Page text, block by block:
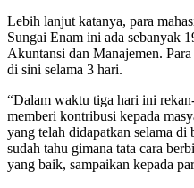
Lebih lanjut katanya, para
Sungai Enam ini ada sebanyak
Akuntansi dan Manajemen.
di sini selama 3 hari.
“Dalam waktu tiga hari ini
memberi kontribusi kepada
yang telah didapatkan selama
sudah tahu gimana tata cara
yang baik, sampaikan kepada